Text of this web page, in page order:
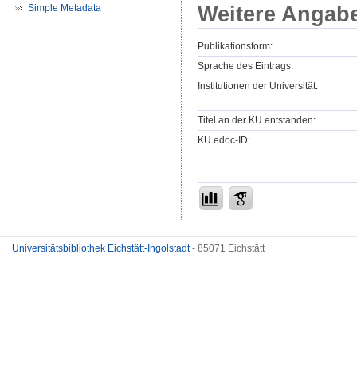
Simple Metadata
Weitere
Publikationsform:
Sprache des Eintrags:
Institutionen der Universität:
Titel an der KU entstanden:
KU.edoc-ID:
Universitätsbibliothek Eichstätt-Ingolstadt- 85071 Eichstätt